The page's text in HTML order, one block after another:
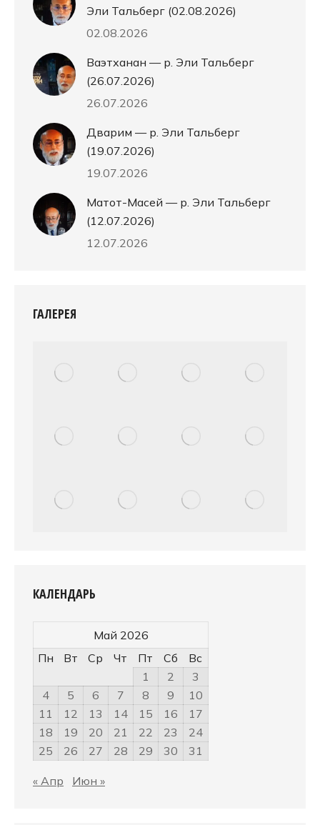
Эли Тальберг (02.08.2026)
02.08.2026
Ваэтханан — р. Эли Тальберг
(26.07.2026)
26.07.2026
Дварим — р. Эли Тальберг
(19.07.2026)
19.07.2026
Матот-Масей — р. Эли Тальберг
(12.07.2026)
12.07.2026
ГАЛЕРЕЯ
КАЛЕНДАРЬ
Май 2026
Пн
Вт Ср Чт Пт Сб
Вс
1
2
3
4
5 6 7 8 9
10
11
12 13 14 15 16
17
18
19 20 21 22 23
24
25
26 27 28 29 30 31
« Апр Июн »